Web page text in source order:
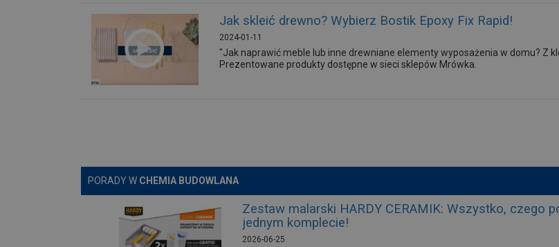
Jak skleić drewno? Wybierz Bostik Epoxy Fix Rapid!
2024-01-11
"Jak naprawić meble lub inne drewniane elementy wyposażenia w domu? Z
Prezentowane produkty dostępne w sieci sklepów Mrówka.
PORADY W CHEMIA BUDOWLANA
Zestaw malarski HARDY CERAMIK: Wszystko, czego
jednym komplecie!
2026-06-25